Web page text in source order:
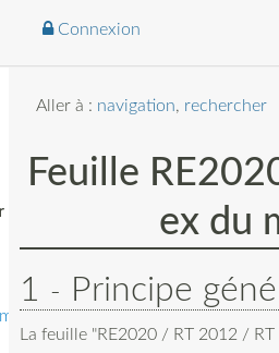
Connexion
Aller à : navigation, rechercher
Feuille
ex du
1 Principe
La feuille "RE2020 / RT 2012 /